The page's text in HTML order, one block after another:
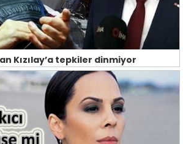
Kızılay’a tepkiler dinmiyor